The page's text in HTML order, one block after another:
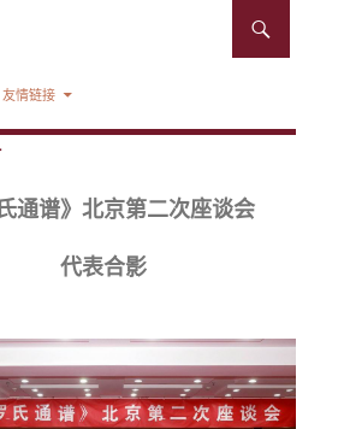
友情链接
通谱》北京第二次座谈会
代表合影